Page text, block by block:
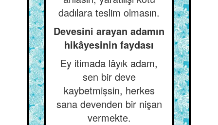
dadılara teslim olmasın.
Devesini arayan adamın
hikâyesinin faydası
Ey itimada lâyık adam,
sen bir deve
kaybetmişsin, herkes
sana devenden bir nişan
vermekte.